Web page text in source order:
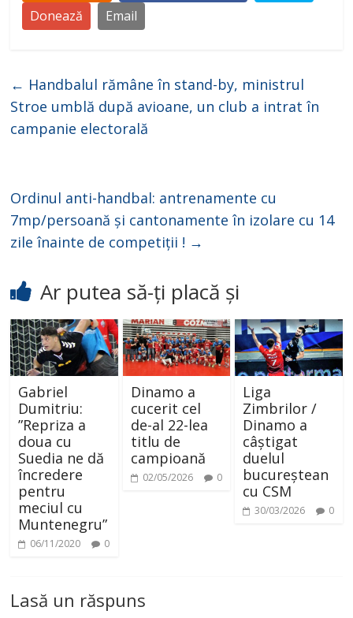
Donează
Email
← Handbalul rămâne în stand-by, ministrul
Stroe umblă după avioane, un club a intrat în
campanie electorală
Ordinul anti-handbal: antrenamente cu
7mp/persoană și cantonamente în izolare cu 14
zile înainte de competiții ! →
Ar putea să-ți placă și
Gabriel
Dumitriu:
”Repriza a
doua cu
Suedia ne dă
încredere
pentru
meciul cu
Muntenegru”
06/11/2020 0
Dinamo a
cucerit cel
de-al 22-lea
titlu de
campioană
02/05/2026 0
Liga
Zimbrilor /
Dinamo a
câștigat
duelul
bucureștean
cu CSM
30/03/2026 0
Lasă un răspuns